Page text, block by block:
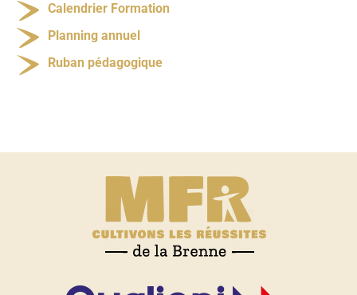
Calendrier Formation
Planning annuel
Ruban pédagogique